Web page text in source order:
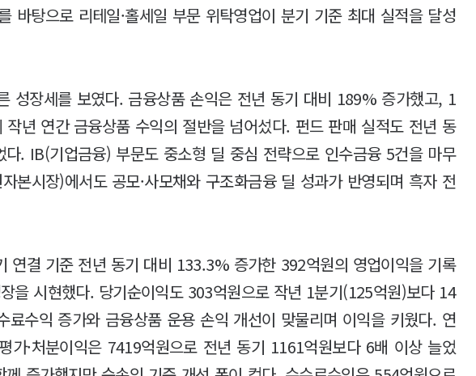
바탕으로 리테일·홀세일 부문 위탁영업이 분기 기준 최대 실적을 달성
성장세를 보였다. 금융상품 손익은 전년 동기 대비 189% 증가했고, 1
년 연간 금융상품 수익의 절반을 넘어섰다. 펀드 판매 실적도 전년 동
. IB(기업금융) 부문도 중소형 딜 중심 전략으로 인수금융 5건을 마무
본시장)에서도 공모·사모채와 구조화금융 딜 성과가 반영되며 흑자 전
연결 기준 전년 동기 대비 133.3% 증가한 392억원의 영업이익을 기록
을 시현했다. 당기순이익도 303억원으로 작년 1분기(125억원)보다 14
료수익 증가와 금융상품 운용 손익 개선이 맞물리며 이익을 키웠다. 연
가·처분이익은 7419억원으로 전년 동기 1161억원보다 6배 이상 늘었